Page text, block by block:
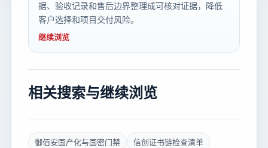
据、验收记录和售后边界整理成可核对证据，降低
客户选择和项目交付风险。
继续浏览
相关搜索与继续浏览
御佰安国产化与国密门禁
信创证书链检查清单